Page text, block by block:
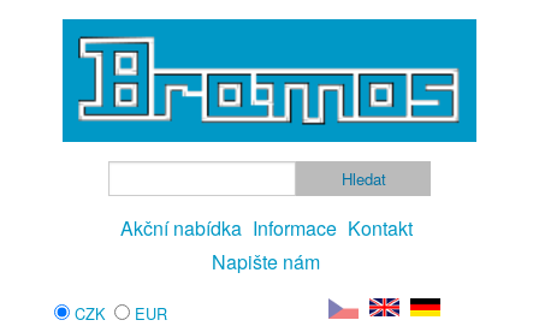
Akční nabídka Informace Kontakt
Napište nám
CZK EUR